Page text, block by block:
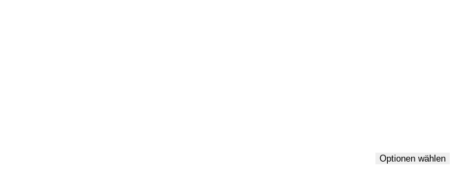
Optionen wählen